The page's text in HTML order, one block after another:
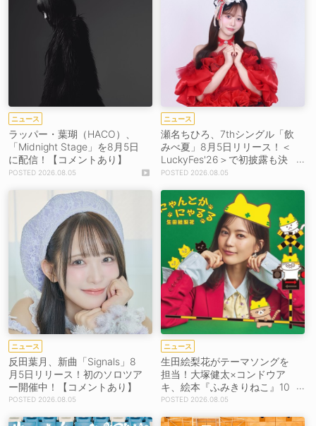
ニュース
ラッパー・葉瑚（HACO）、
「Midnight Stage」を8月5日
に配信！【コメントあり】
2026.08.05
ニュース
瀬名ちひろ、7thシングル「飲
みべ夏」8月5日リリース！＜
LuckyFes'26＞で初披露も決
定
2026.08.05
ニュース
反田葉月、新曲「Signals」8
月5日リリース！初のソロツア
ー開催中！【コメントあり】
2026.08.05
ニュース
生田絵梨花がテーマソングを
担当！大塚健太×コンドウア
キ、絵本『ふみきりねこ』10
月15日発売2026.08.05